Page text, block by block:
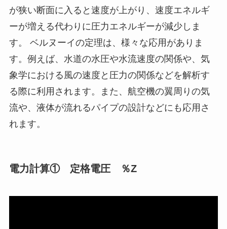
が狭い断面に入ると速度が上がり、速度エネルギ
ーが増える代わりに圧力エネルギーが減少しま
す。 ベルヌーイの定理は、様々な応用がありま
す。例えば、水道の水圧や水流速度の関係や、気
象学における風の速度と圧力の関係などを解析す
る際に利用されます。また、航空機の翼周りの気
流や、液体が流れるパイプの設計などにも応用さ
れます。
電力計算① 定格電圧 ％Z